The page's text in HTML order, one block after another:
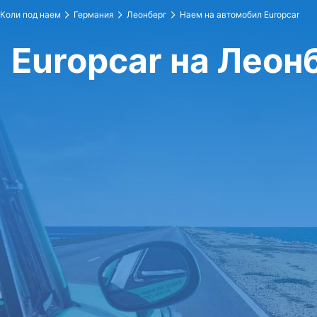
Коли под наем Германия Леонберг Наем на автомобил Europcar
Europcar на